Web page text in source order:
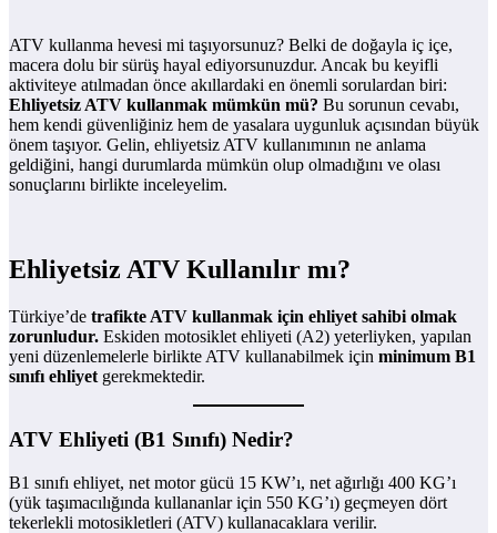
ATV kullanma hevesi mi taşıyorsunuz? Belki de doğayla iç içe,
macera dolu bir sürüş hayal ediyorsunuzdur. Ancak bu keyifli
aktiviteye atılmadan önce akıllardaki en önemli sorulardan biri:
Ehliyetsiz ATV kullanmak mümkün mü? Bu sorunun cevabı,
hem kendi güvenliğiniz hem de yasalara uygunluk açısından büyük
önem taşıyor. Gelin, ehliyetsiz ATV kullanımının ne anlama
geldiğini, hangi durumlarda mümkün olup olmadığını ve olası
sonuçlarını birlikte inceleyelim.
Ehliyetsiz ATV Kullanılır mı?
Türkiye’de trafikte ATV kullanmak için ehliyet sahibi olmak
zorunludur. Eskiden motosiklet ehliyeti (A2) yeterliyken, yapılan
yeni düzenlemelerle birlikte ATV kullanabilmek için minimum B1
sınıfı ehliyet gerekmektedir.
ATV Ehliyeti (B1 Sınıfı) Nedir?
B1 sınıfı ehliyet, net motor gücü 15 KW’ı, net ağırlığı 400 KG’ı
(yük taşımacılığında kullananlar için 550 KG’ı) geçmeyen dört
tekerlekli motosikletleri (ATV) kullanacaklara verilir.